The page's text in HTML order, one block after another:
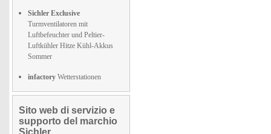
Sichler Exclusive
Turmventilatoren mit
Luftbefeuchter und Peltier-
Luftkühler Hitze Kühl-Akkus
Sommer
infactory Wetterstationen
Sito web di servizio e
supporto del marchio
Sichler